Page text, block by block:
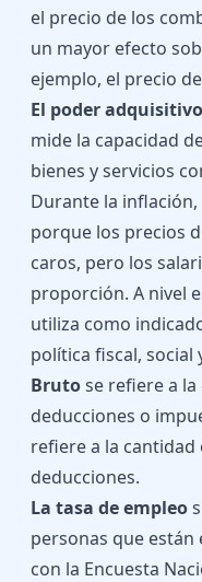
el precio de los
un mayor efecto
ejemplo, el precio
El poder adquisitivo
mide la capacidad
bienes y servicios
Durante la
porque los precios
caros, pero los
proporción. A nivel
utiliza como
política fiscal, social
Brutose refiere a
deducciones o
refiere a la cantidad
deducciones.
La tasa de empleo
personas que están
con la Encuesta